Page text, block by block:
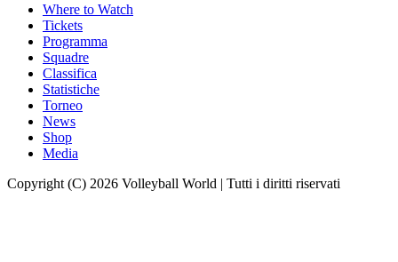
Where to Watch
Tickets
Programma
Squadre
Classifica
Statistiche
Torneo
News
Shop
Media
Copyright (C) 2026 Volleyball World | Tutti i diritti riservati